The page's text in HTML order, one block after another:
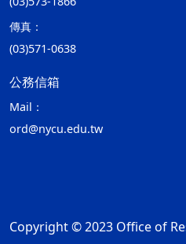
傳真：
(03)571-0638
公務信箱
Mail：
ord@nycu.edu.tw
Copyright © 2023 Office of